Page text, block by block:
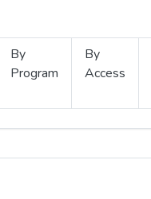
By
Program
By
Access